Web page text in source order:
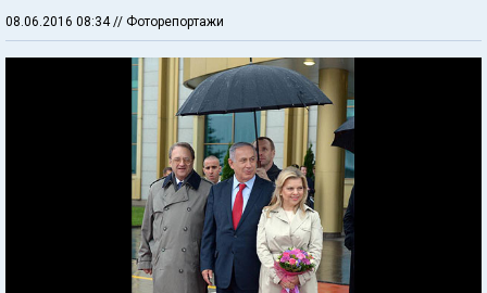
08.06.2016 08:34// Фоторепортажи